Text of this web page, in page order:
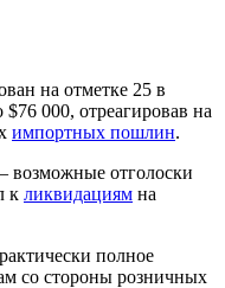
на отметке 25 в
000, отреагировав на
импортных пошлин.
возможные отголоски
к ликвидациям на
полное
со стороны розничных